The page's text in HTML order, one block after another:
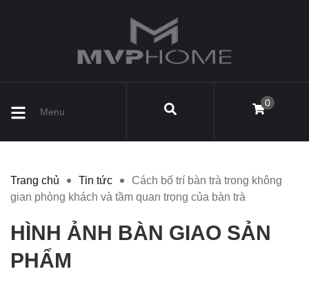
Menu
0
Trang chủ Tin tức
Cách bố trí bàn trà trong không
gian phòng khách và tầm quan trọng của bàn trà
HÌNH ẢNH BÀN GIAO SẢN
PHẨM